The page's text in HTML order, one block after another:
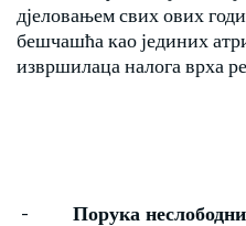
дјеловањем свих ових
бешчашћа као јединих
извршилаца налога врха
- Порука